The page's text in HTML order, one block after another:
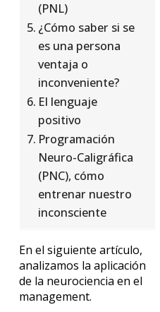
(PNL)
¿Cómo saber si se
es una persona
ventaja o
inconveniente?
El lenguaje
positivo
Programación
Neuro-Caligráfica
(PNC), cómo
entrenar nuestro
inconsciente
En el siguiente artículo,
analizamos la aplicación
de la neurociencia en el
management.